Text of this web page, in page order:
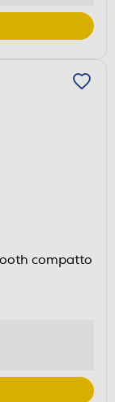
compatto